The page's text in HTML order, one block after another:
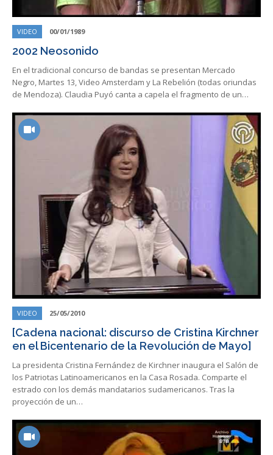
VIDEO 00/01/1989
2002 Neosonido
En el tradicional concurso de bandas se presentan Mercado
Negro, Martes 13, Video Amsterdam y La Rebelión (todas oriundas
de Mendoza). Claudia Puyó canta a capela el fragmento de un…
VIDEO 25/05/2010
[Cadena nacional: discurso de Cristina Kirchner
en el Bicentenario de la Revolución de Mayo]
La presidenta Cristina Fernández de Kirchner inaugura el Salón de
los Patriotas Latinoamericanos en la Casa Rosada. Comparte el
estrado con los demás mandatarios sudamericanos. Tras la
proyección de un…